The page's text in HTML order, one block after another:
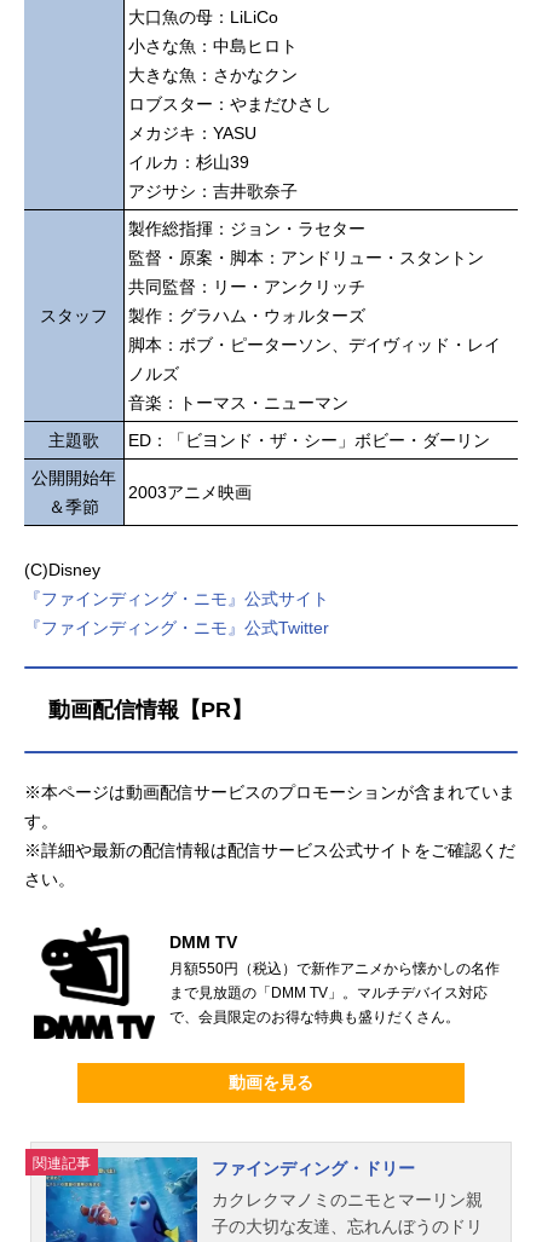
大口魚の母：LiLiCo
小さな魚：中島ヒロト
大きな魚：さかなクン
ロブスター：やまだひさし
メカジキ：YASU
イルカ：杉山39
アジサシ：吉井歌奈子
スタッフ
製作総指揮：ジョン・ラセター
監督・原案・脚本：アンドリュー・スタントン
共同監督：リー・アンクリッチ
製作：グラハム・ウォルターズ
脚本：ボブ・ピーターソン、デイヴィッド・レイ
ノルズ
音楽：トーマス・ニューマン
主題歌
ED：「ビヨンド・ザ・シー」ボビー・ダーリン
公開開始年
＆季節
2003アニメ映画
(C)Disney
『ファインディング・ニモ』公式サイト
『ファインディング・ニモ』公式Twitter
動画配信情報【PR】
※本ページは動画配信サービスのプロモーションが含まれていま
す。
※詳細や最新の配信情報は配信サービス公式サイトをご確認くだ
さい。
DMM TV
月額550円（税込）で新作アニメから懐かしの名作
まで見放題の「DMM TV」。マルチデバイス対応
で、会員限定のお得な特典も盛りだくさん。
動画を見る
関連記事
ファインディング・ドリー
カクレクマノミのニモとマーリン親
子の大切な友達、忘れんぼうのドリ